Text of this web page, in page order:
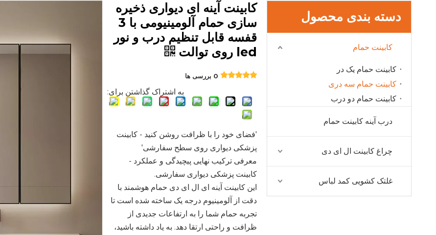
کابینت آینه ای دیواری ذخیره
سازی حمام آلومینیومی با 3
قفسه قابل تنظیم درب و نور
led روی توالت
0 بررسی ها
به اشتراک گذاشتن برای:
'فضای خود را با ظرافت روشن کنید - کابینت
پزشکی دیواری روی سطح سفارشی'
معرفی ترکیب نهایی پیچیدگی و عملکرد -
کابینت پزشکی دیواری سفارشی.
این کابینت آینه ای ال ای دی حمام هوشمند با
دقت از آلومینیوم درجه یک ساخته شده است تا
تجربه حمام شما را به ارتفاعات جدیدی از
ظرافت و راحتی ارتقا دهد. به یاد داشته باشید،
دسته بندی محصول
کابینت حمام
کابینت حمام یک در
کابینت حمام سه دری
کابینت حمام دو درب
درب آینه کابینت حمام
چراغ کابینت ال ای دی
غلتک کشویی کمد لباس